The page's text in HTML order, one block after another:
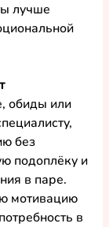
лучше
обиды или
без
подоплёку и
в паре.
мотивацию
в